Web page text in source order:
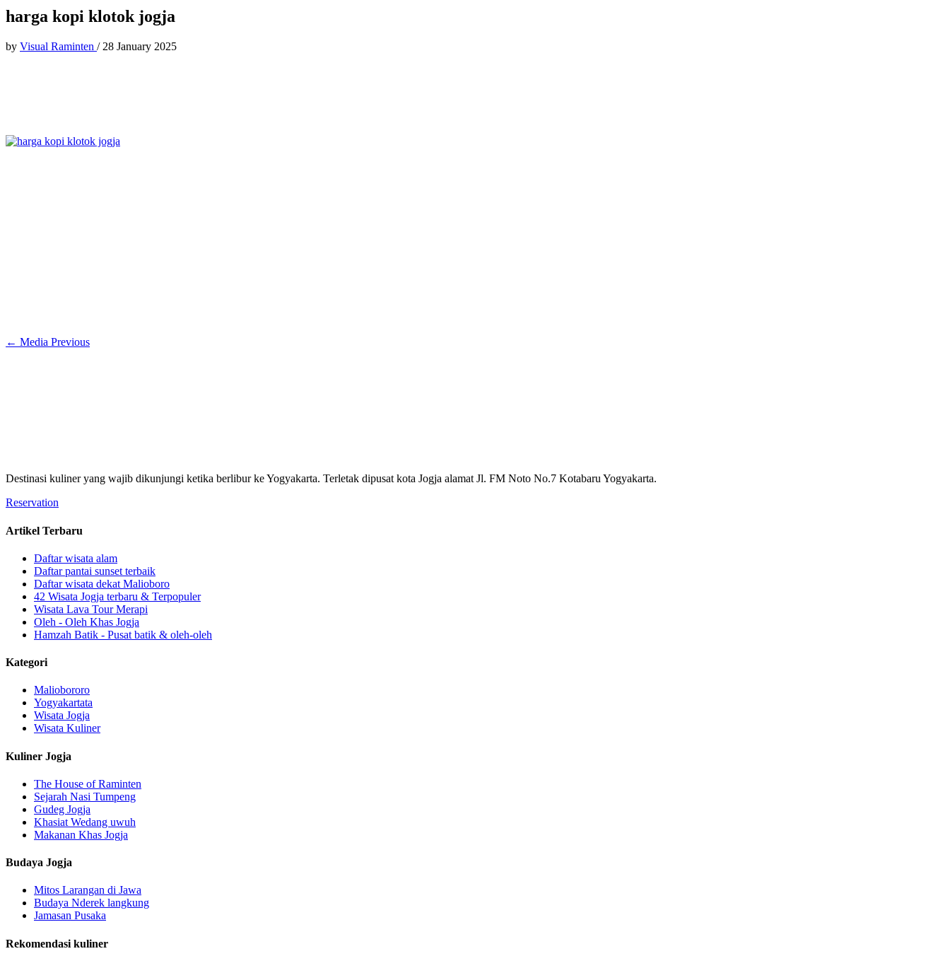
harga kopi klotok jogja
by Visual Raminten / 28 January 2025
← Media Previous
Destinasi kuliner yang wajib dikunjungi ketika berlibur ke Yogyakarta. Terletak dipusat kota Jogja alamat Jl. FM Noto No.7 Kotabaru Yogyakarta.
Reservation
Artikel Terbaru
Daftar wisata alam
Daftar pantai sunset terbaik
Daftar wisata dekat Malioboro
42 Wisata Jogja terbaru & Terpopuler
Wisata Lava Tour Merapi
Oleh - Oleh Khas Jogja
Hamzah Batik - Pusat batik & oleh-oleh
Kategori
Maliobororo
Yogyakartata
Wisata Jogja
Wisata Kuliner
Kuliner Jogja
The House of Raminten
Sejarah Nasi Tumpeng
Gudeg Jogja
Khasiat Wedang uwuh
Makanan Khas Jogja
Budaya Jogja
Mitos Larangan di Jawa
Budaya Nderek langkung
Jamasan Pusaka
Rekomendasi kuliner